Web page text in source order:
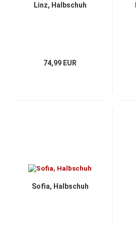
Linz, Halbschuh
74,99 EUR
Sofia, Halbschuh